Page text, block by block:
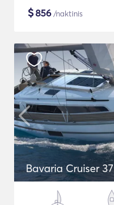
$856 /naktinis
Bavaria Cruiser 37